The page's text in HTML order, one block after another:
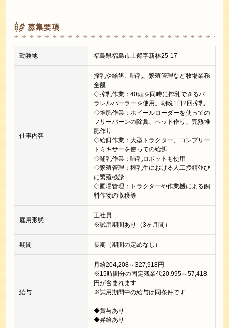
募集要項
勤務地 福島県福島市土船字新林25-17
仕事内容
搾乳や給餌、哺乳、繁殖管理など牧場業務
全般
◇搾乳作業：40頭を同時に搾乳できるパ
ラレルパーラーを使用。朝晩1日2回搾乳
◇堆肥作業：ホイールローダーを使っての
フリーバーンの除糞、ベッド作り、完熟堆
肥作り
◇給餌作業：大型トラクター、コンプリー
トミキサーを使っての給餌
◇哺乳作業：哺乳ロボットも使用
◇繁殖管理：搾乳牛における人工授精並び
に繁殖検診
◇圃場管理：トラクターや作業機による飼
料作物の収穫等
雇用形態
正社員
※試用期間あり（3ヶ月間）
期間 長期（期間の定めなし）
給与
月給204,208～327,918円
※15時間分の固定残業代20,995～57,418
円が含まれます
※試用期間中の給与は同条件です
◆賞与あり
◆昇給あり